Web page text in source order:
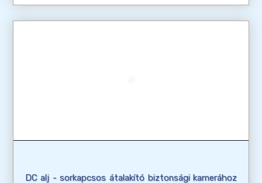
DC alj - sorkapcsos átalakító biztonsági kamerához